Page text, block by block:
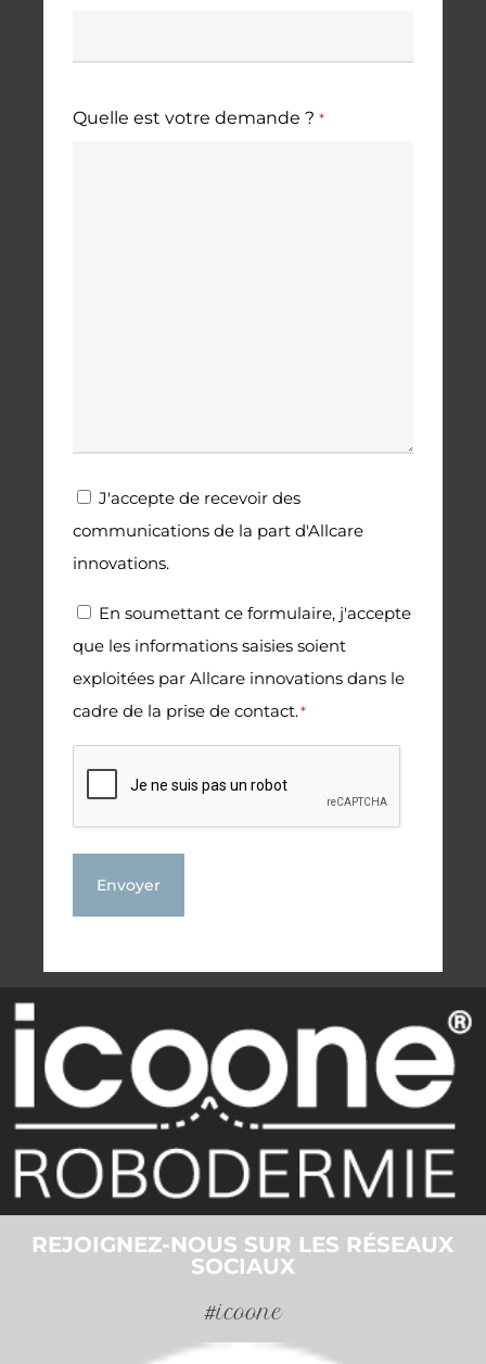
Quelle est votre demande ? *
Newsletter
J'accepte de recevoir des
communications de la part d'Allcare
innovations.
RGPD
*
En soumettant ce formulaire, j'accepte
que les informations saisies soient
exploitées par Allcare innovations dans le
cadre de la prise de contact.*
REJOIGNEZ-NOUS SUR LES RÉSEAUX
SOCIAUX
#icoone